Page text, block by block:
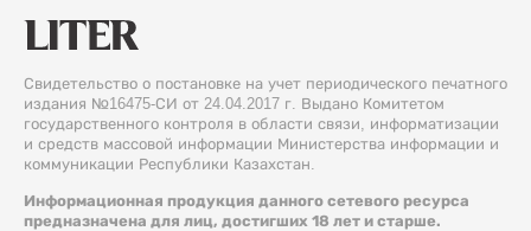
Свидетельство о постановке на учет периодического печатного
издания №16475-СИ от 24.04.2017 г. Выдано Комитетом
государственного контроля в области связи, информатизации
и средств массовой информации Министерства информации и
коммуникации Республики Казахстан.
Информационная продукция данного сетевого ресурса
предназначена для лиц, достигших 18 лет и старше.